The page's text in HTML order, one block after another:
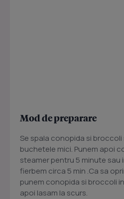
Mod de preparare
Se spala conopida si broccoli
buchetele mici. Punem apoi
steamer pentru 5 minute sau
fierbem circa 5 min .Ca sa
punem conopida si broccoli
apoi lasam la scurs.